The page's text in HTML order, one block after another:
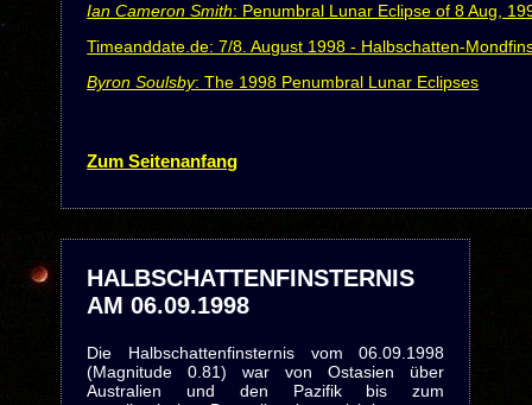
Ian Cameron Smith: Penumbral Lunar Eclipse of 8 Aug,
Timeanddate.de: 7/8. August 1998 - Halbschatten-
Byron Soulsby: The 1998 Penumbral Lunar Eclipses
Zum Seitenanfang
HALBSCHATTENFINSTERNIS
AM 06.09.1998
Die Halbschattenfinsternis vom 06.09.1998
(Magnitude 0.81) war von Ostasien über
Australien und den Pazifik bis zum